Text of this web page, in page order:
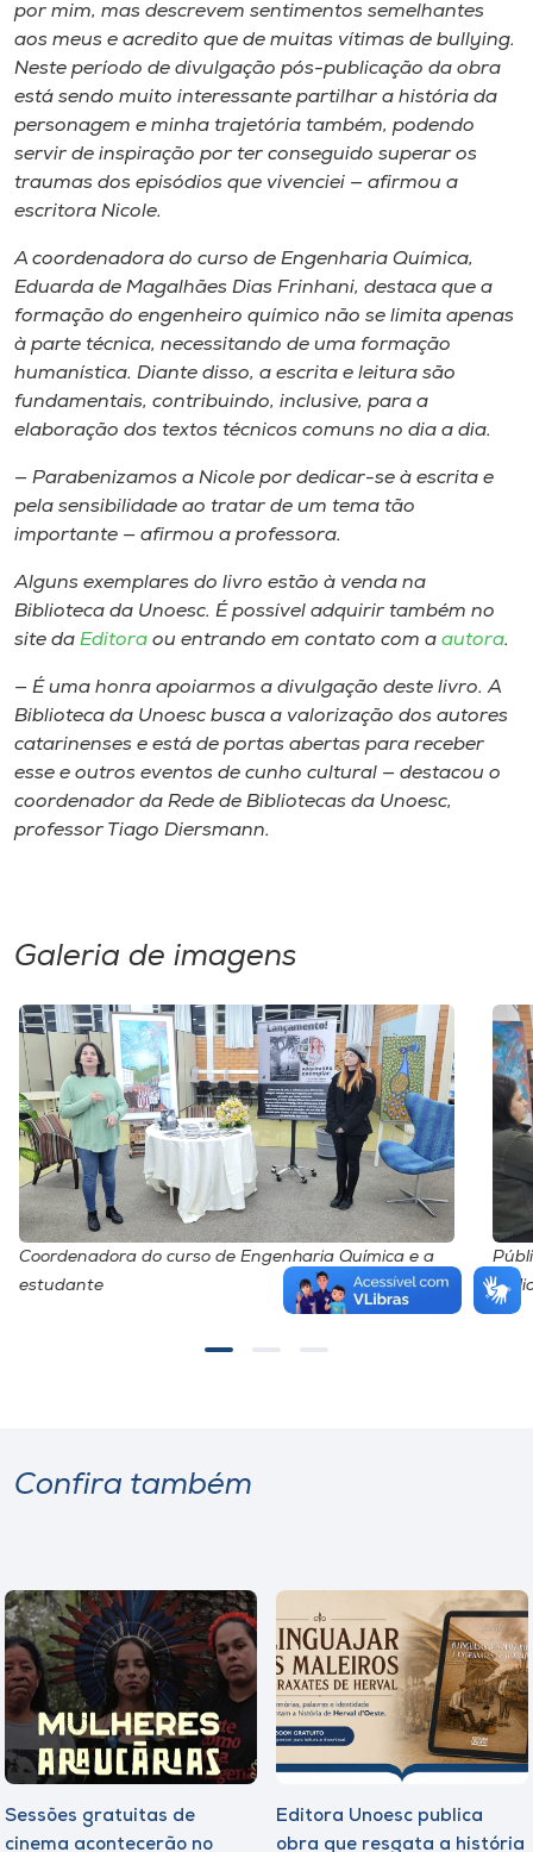
A+
A-
por mim, mas descrevem sentimentos semelhantes
aos meus e acredito que de muitas vítimas de bullying.
Neste período de divulgação pós-publicação da obra
está sendo muito interessante partilhar a história da
personagem e minha trajetória também, podendo
servir de inspiração por ter conseguido superar os
traumas dos episódios que vivenciei — afirmou a
escritora Nicole.
A coordenadora do curso de Engenharia Química,
Eduarda de Magalhães Dias Frinhani, destaca que a
formação do engenheiro químico não se limita apenas
à parte técnica, necessitando de uma formação
humanística. Diante disso, a escrita e leitura são
fundamentais, contribuindo, inclusive, para a
elaboração dos textos técnicos comuns no dia a dia.
— Parabenizamos a Nicole por dedicar-se à escrita e
pela sensibilidade ao tratar de um tema tão
importante — afirmou a professora.
Alguns exemplares do livro estão à venda na
Biblioteca da Unoesc. É possível adquirir também no
site da Editora ou entrando em contato com a autora.
— É uma honra apoiarmos a divulgação deste livro. A
Biblioteca da Unoesc busca a valorização dos autores
catarinenses e está de portas abertas para receber
esse e outros eventos de cunho cultural — destacou o
coordenador da Rede de Bibliotecas da Unoesc,
professor Tiago Diersmann.
Galeria de imagens
Coordenadora do curso de Engenharia Química e a
estudante
Confira também
Sessões gratuitas de
cinema acontecerão no
Editora Unoesc publica
obra que resgata a história